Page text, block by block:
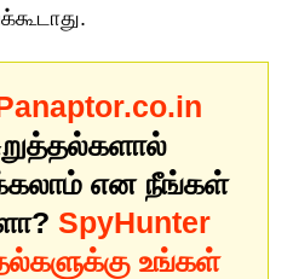
என நீங்கள்
SpyHunter
உங்கள்